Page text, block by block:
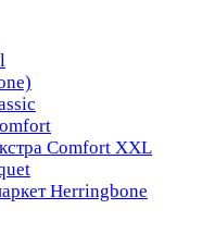
Comfort XXL
Herringbone